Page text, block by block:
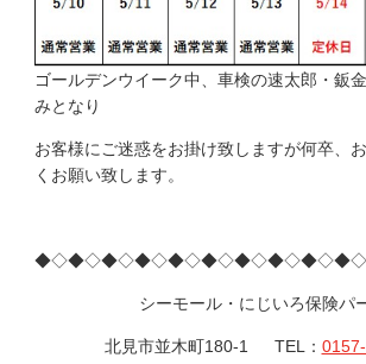
ゴールデンウイーク中、車検の速太郎・鈑
みとなり
お客様にご迷惑をお掛け致しますが何卒、
くお願い致します。
シーモール・にじいろ保険パ
北見市並木町180-1 TEL：